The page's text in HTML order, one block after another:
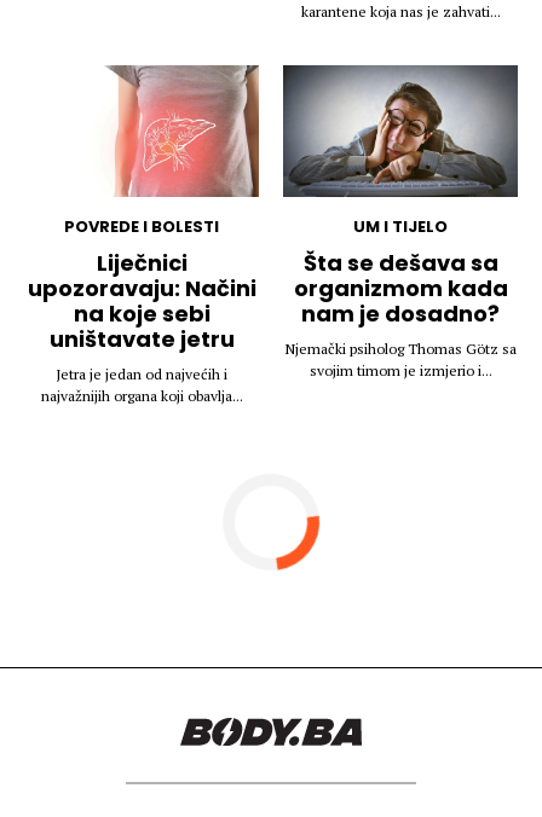
karantene koja nas je zahvati...
POVREDE I BOLESTI
Liječnici
upozoravaju: Načini
na koje sebi
uništavate jetru
Jetra je jedan od najvećih i
najvažnijih organa koji obavlja...
UM I TIJELO
Šta se dešava sa
organizmom kada
nam je dosadno?
Njemački psiholog Thomas Götz sa
svojim timom je izmjerio i...